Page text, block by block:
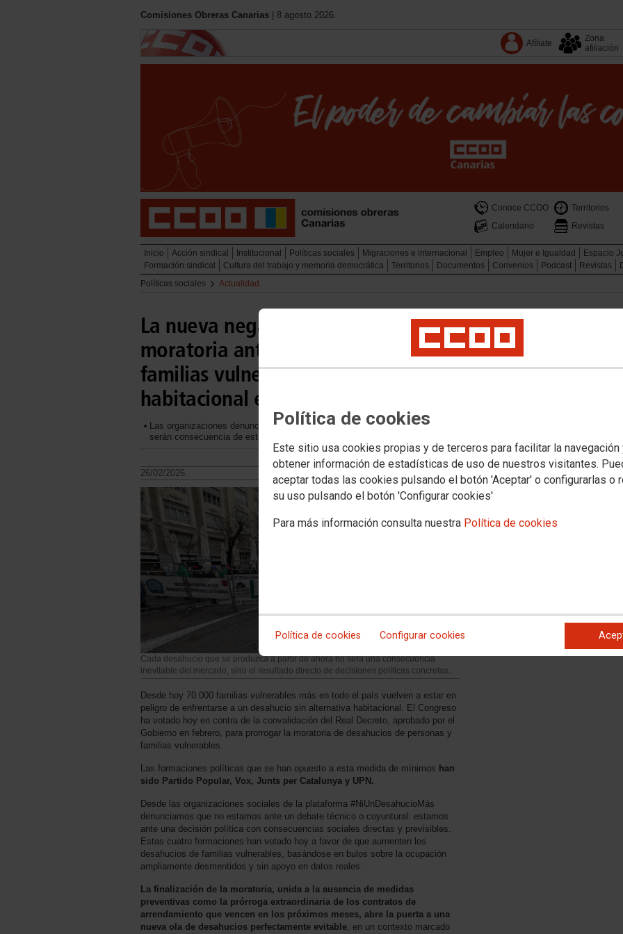
Política de cookies
Este sitio usa cookies propias y de terceros para facilitar la navegación
obtener información de estadísticas de uso de nuestros visitantes.
aceptar todas las cookies pulsando el botón 'Aceptar' o configurarlas o
su uso pulsando el botón 'Configurar cookies'
Para más información consulta nuestra Política de cookies
Política de cookies Configurar cookies
Comisiones Obreras Canarias | 8 agosto 2026.
Afíliate
Zona
afiliación
Conoce CCOO
Territorios
Calendario
Revistas
Inicio Acción sindical Institucional Políticas sociales Migraciones e internacional Empleo Mujer e Igualdad
Espacio
Formación sindical
Cultura del trabajo y memoria democrática Territorios Documentos Convenios Podcast Revistas
Políticas sociales
Actualidad
La nueva negativa del Congreso a convalidar la
moratoria antidesahucios deja a miles de
familias vulnerables ante una emergencia
habitacional evitable
Las organizaciones denuncian que los más de 70.000 desahucios que se reactivarán a partir de ahora
serán consecuencia de esta nueva decisión política
26/02/2026.
Cada desahucio que se produzca a partir de ahora no será una consecuencia
inevitable del mercado, sino el resultado directo de decisiones políticas concretas.
Desde hoy 70.000 familias vulnerables más en todo el país vuelven a estar en
peligro de enfrentarse a un desahucio sin alternativa habitacional. El Congreso
ha votado hoy en contra de la convalidación del Real Decreto, aprobado por el
Gobierno en febrero, para prorrogar la moratoria de desahucios de personas y
familias vulnerables.
Las formaciones políticas que se han opuesto a esta medida de mínimos han
sido Partido Popular, Vox, Junts per Catalunya y UPN.
Desde las organizaciones sociales de la plataforma #NiUnDesahucioMás
denunciamos que no estamos ante un debate técnico o coyuntural: estamos
ante una decisión política con consecuencias sociales directas y previsibles.
Estas cuatro formaciones han votado hoy a favor de que aumenten los
desahucios de familias vulnerables, basándose en bulos sobre la ocupación
ampliamente desmentidos y sin apoyo en datos reales.
La finalización de la moratoria, unida a la ausencia de medidas
preventivas como la prórroga extraordinaria de los contratos de
arrendamiento que vencen en los próximos meses, abre la puerta a una
nueva ola de desahucios perfectamente evitable , en un contexto marcado